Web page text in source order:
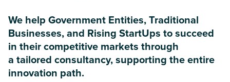
We help Government Entities, Traditional
Businesses, and Rising StartUps to succeed
in their competitive markets through
a tailored consultancy, supporting the entire
innovation path.